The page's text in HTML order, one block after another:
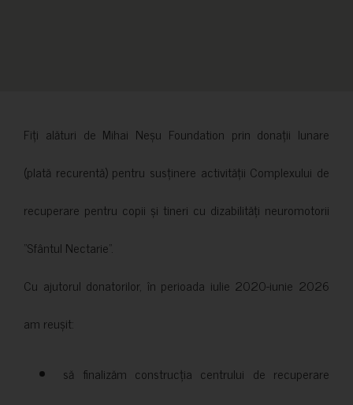
Fiți alături de Mihai Neșu Foundation prin donații lunare
(plată recurentă) pentru susținere activității Complexului de
recuperare pentru copii și tineri cu dizabilități neuromotorii
”Sfântul Nectarie”.
Cu ajutorul donatorilor, în perioada iulie 2020-iunie 2026
am reușit:
să finalizăm construcția centrului de recuperare